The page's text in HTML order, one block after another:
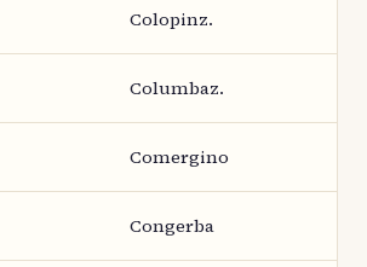
Colopinz.
Columbaz.
Comergino
Congerba